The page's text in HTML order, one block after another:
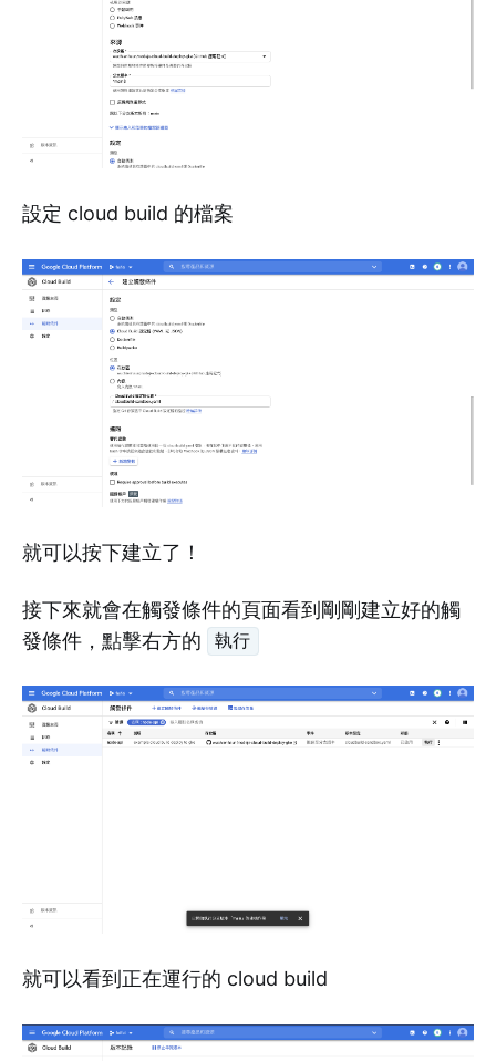
設定 cloud build 的檔案
就可以按下建立了！
接下來就會在觸發條件的頁面看到剛剛建立好的觸
發條件，點擊右方的
執行
就可以看到正在運行的 cloud build